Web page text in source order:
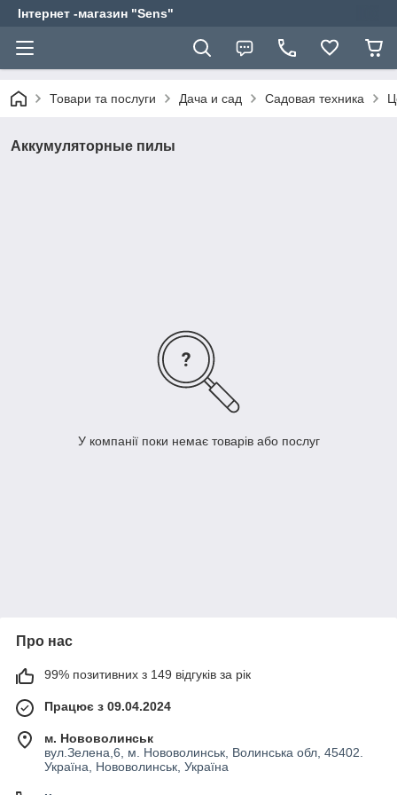
Інтернет -магазин "Sens"
Товари та послуги Дача и сад Садовая техника
Аккумуляторные пилы
У компанії поки немає товарів або послуг
Про нас
99% позитивних з 149 відгуків за рік
Працює з 09.04.2024
м. Нововолинськ
вул.Зелена,6, м. Нововолинськ, Волинська обл, 45402.
Україна, Нововолинськ, Україна